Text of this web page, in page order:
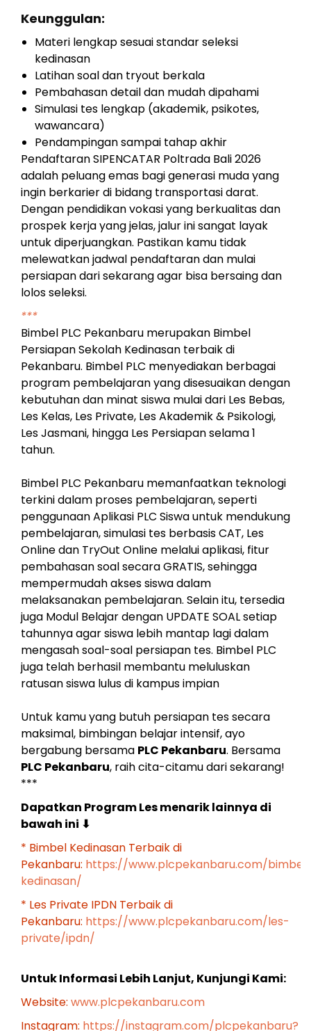
Keunggulan:
Materi lengkap sesuai standar seleksi
kedinasan
Latihan soal dan tryout berkala
Pembahasan detail dan mudah dipahami
Simulasi tes lengkap (akademik, psikotes,
wawancara)
Pendampingan sampai tahap akhir
Pendaftaran SIPENCATAR Poltrada Bali 2026
adalah peluang emas bagi generasi muda yang
ingin berkarier di bidang transportasi darat.
Dengan pendidikan vokasi yang berkualitas dan
prospek kerja yang jelas, jalur ini sangat layak
untuk diperjuangkan. Pastikan kamu tidak
melewatkan jadwal pendaftaran dan mulai
persiapan dari sekarang agar bisa bersaing dan
lolos seleksi.
***
Bimbel PLC Pekanbaru merupakan Bimbel
Persiapan Sekolah Kedinasan terbaik di
Pekanbaru. Bimbel PLC menyediakan berbagai
program pembelajaran yang disesuaikan dengan
kebutuhan dan minat siswa mulai dari Les Bebas,
Les Kelas, Les Private, Les Akademik & Psikologi,
Les Jasmani, hingga Les Persiapan selama 1
tahun.
Bimbel PLC Pekanbaru memanfaatkan teknologi
terkini dalam proses pembelajaran, seperti
penggunaan Aplikasi PLC Siswa untuk mendukung
pembelajaran, simulasi tes berbasis CAT, Les
Online dan TryOut Online melalui aplikasi, fitur
pembahasan soal secara GRATIS, sehingga
mempermudah akses siswa dalam
melaksanakan pembelajaran. Selain itu, tersedia
juga Modul Belajar dengan UPDATE SOAL setiap
tahunnya agar siswa lebih mantap lagi dalam
mengasah soal-soal persiapan tes. Bimbel PLC
juga telah berhasil membantu meluluskan
ratusan siswa lulus di kampus impian
Untuk kamu yang butuh persiapan tes secara
maksimal, bimbingan belajar intensif, ayo
bergabung bersama PLC Pekanbaru. Bersama
PLC Pekanbaru, raih cita-citamu dari sekarang!
***
Dapatkan Program Les menarik lainnya di
bawah ini ⬇
* Bimbel Kedinasan Terbaik di
Pekanbaru: https://www.plcpekanbaru.com/
kedinasan/
* Les Private IPDN Terbaik di
Pekanbaru: https://www.plcpekanbaru.com/les-
private/ipdn/
Untuk Informasi Lebih Lanjut, Kunjungi Kami:
Website: www.plcpekanbaru.com
Instagram: https://instagram.com/plcpekanbaru?